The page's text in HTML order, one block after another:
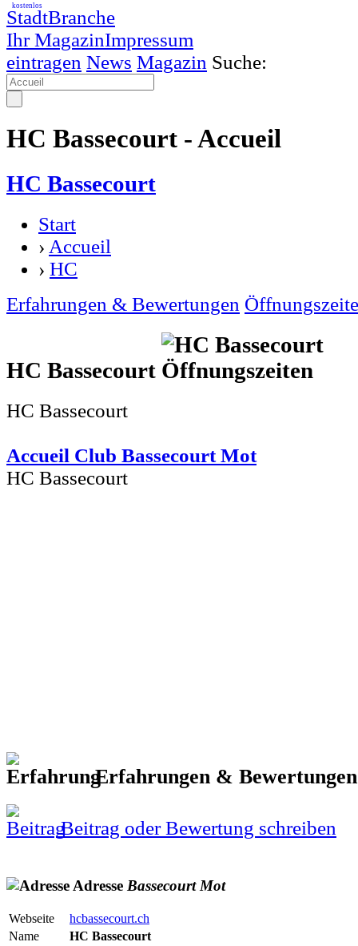
StadtBranche
Ihr MagazinImpressum
kostenlos
eintragen News Magazin Suche:
HC Bassecourt - Accueil
HC Bassecourt
Start
› Accueil
› HC
Erfahrungen & Bewertungen
HC Bassecourt
HC Bassecourt
Accueil Club Bassecourt Mot
HC Bassecourt
Erfahrungen &
Beitrag oder Bewertung schreiben
Adresse Bassecourt Mot
Webseite
hcbassecourt.ch
Name
HC Bassecourt